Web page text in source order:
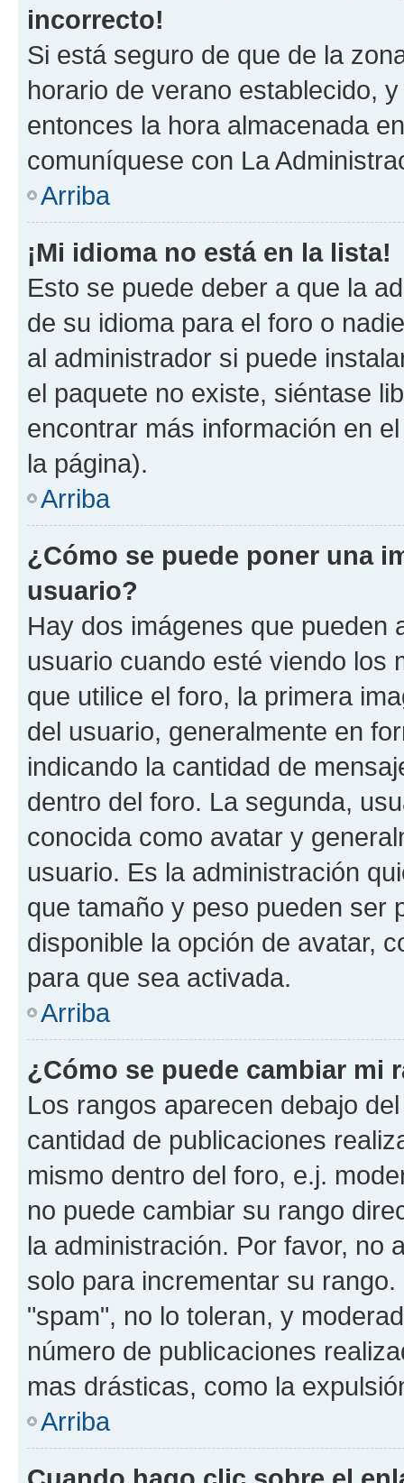
incorrecto!
Si está seguro de que de la
horario de verano establecido,
entonces la hora almacenada
comuníquese con La
Arriba
¡Mi idioma no está en la lista!
Esto se puede deber a que la
de su idioma para el foro o
al administrador si puede
el paquete no existe, siéntase
encontrar más información en
la página).
Arriba
¿Cómo se puede poner una
usuario?
Hay dos imágenes que pueden
usuario cuando esté viendo los
que utilice el foro, la primera
del usuario, generalmente en
indicando la cantidad de
dentro del foro. La segunda,
conocida como avatar y
usuario. Es la administración
que tamaño y peso pueden ser
disponible la opción de avatar,
para que sea activada.
Arriba
¿Cómo se puede cambiar mi
Los rangos aparecen debajo
cantidad de publicaciones
mismo dentro del foro, e.j.
no puede cambiar su rango
la administración. Por favor, no
solo para incrementar su
"spam", no lo toleran, y
número de publicaciones
mas drásticas, como la
Arriba